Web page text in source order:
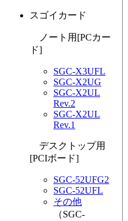
スゴイカード
ノート用[PCカー
ド]
SGC-X3UFL
SGC-X2UG
SGC-X2UL
Rev.2
SGC-X2UL
Rev.1
デスクトップ用
[PCIボード]
SGC-52UFG2
SGC-52UFL
その他
（SGC-